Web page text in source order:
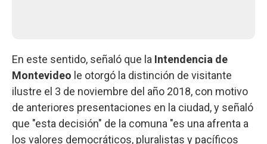
En este sentido, señaló que la Intendencia de
Montevideo le otorgó la distinción de visitante
ilustre el 3 de noviembre del año 2018, con motivo
de anteriores presentaciones en la ciudad, y señaló
que "esta decisión" de la comuna "es una afrenta a
los valores democráticos, pluralistas y pacíficos